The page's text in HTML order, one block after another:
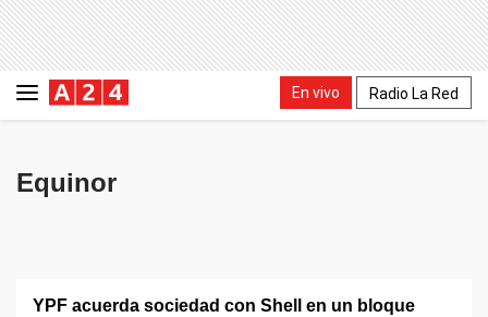
En vivo Radio La Red
Equinor
YPF acuerda sociedad con Shell en un bloque